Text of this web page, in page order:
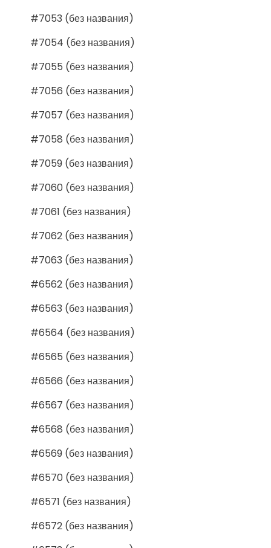
#7053 (без названия)
#7054 (без названия)
#7055 (без названия)
#7056 (без названия)
#7057 (без названия)
#7058 (без названия)
#7059 (без названия)
#7060 (без названия)
#7061 (без названия)
#7062 (без названия)
#7063 (без названия)
#6562 (без названия)
#6563 (без названия)
#6564 (без названия)
#6565 (без названия)
#6566 (без названия)
#6567 (без названия)
#6568 (без названия)
#6569 (без названия)
#6570 (без названия)
#6571 (без названия)
#6572 (без названия)